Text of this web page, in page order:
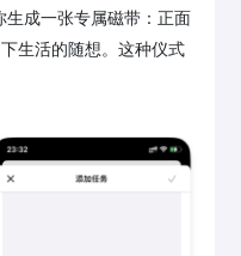
成一张专属磁带：正面
生活的随想。这种仪式